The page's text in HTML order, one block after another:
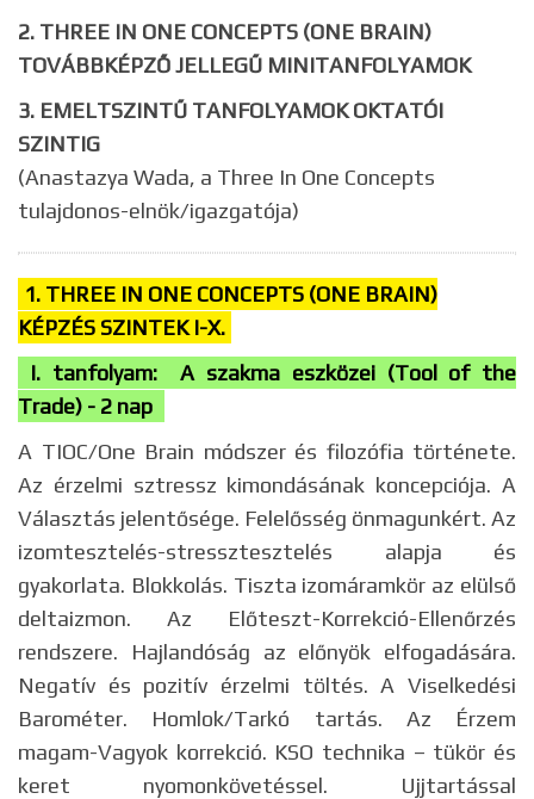
2. THREE IN ONE CONCEPTS (ONE BRAIN)
TOVÁBBKÉPZŐ JELLEGŰ MINITANFOLYAMOK
3. EMELTSZINTŰ TANFOLYAMOK OKTATÓI
SZINTIG
(Anastazya Wada, a Three In One Concepts
tulajdonos-elnök/igazgatója)
1. THREE IN ONE CONCEPTS (ONE BRAIN)
KÉPZÉS SZINTEK I-X.
I. tanfolyam: A szakma eszközei (Tool of the
Trade) - 2 nap
A TIOC/One Brain módszer és filozófia története.
Az érzelmi sztressz kimondásának koncepciója. A
Választás jelentősége. Felelősség önmagunkért. Az
izomtesztelés-stressztesztelés alapja és
gyakorlata. Blokkolás. Tiszta izomáramkör az elülső
deltaizmon. Az Előteszt-Korrekció-Ellenőrzés
rendszere. Hajlandóság az előnyök elfogadására.
Negatív és pozitív érzelmi töltés. A Viselkedési
Barométer. Homlok/Tarkó tartás. Az Érzem
magam-Vagyok korrekció. KSO technika – tükör és
keret nyomonkövetéssel. Ujjtartással